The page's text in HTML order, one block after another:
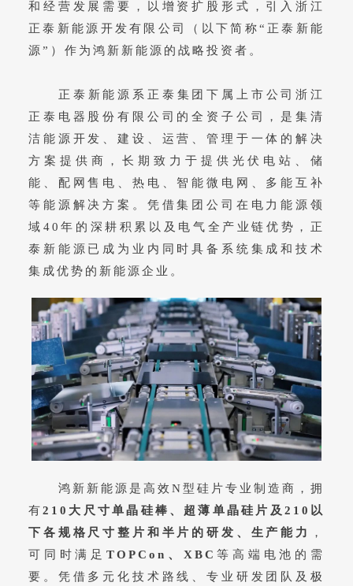
和经营发展需要，以增资扩股形式，引入浙江
正泰新能源开发有限公司（以下简称“正泰新能
源”）作为鸿新新能源的战略投资者。
正泰新能源系正泰集团下属上市公司浙江
正泰电器股份有限公司的全资子公司，是集清
洁能源开发、建设、运营、管理于一体的解决
方案提供商，长期致力于提供光伏电站、储
能、配网售电、热电、智能微电网、多能互补
等能源解决方案。凭借集团公司在电力能源领
域40年的深耕积累以及电气全产业链优势，正
泰新能源已成为业内同时具备系统集成和技术
集成优势的新能源企业。
鸿新新能源是高效N型硅片专业制造商，拥
有210大尺寸单晶硅棒、超薄单晶硅片及210以
下各规格尺寸整片和半片的研发、生产能力
，
可同时满足 TOPCon、XBC 等高端电池的需
要。凭借多元化技术路线、专业研发团队及极